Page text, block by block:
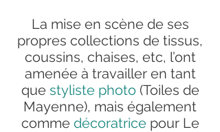
La mise en scène de ses
propres collections de tissus,
coussins, chaises, etc, l’ont
amenée à travailler en tant
que styliste photo (Toiles de
Mayenne), mais également
comme décoratricepour Le